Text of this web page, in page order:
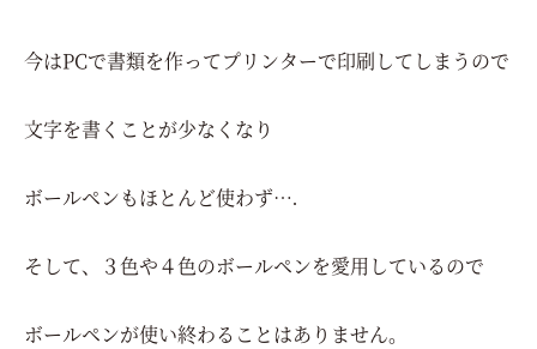
今はPCで書類を作ってプリンターで印刷してしまうので
文字を書くことが少なくなり
ボールペンもほとんど使わず….
そして、３色や４色のボールペンを愛用しているので
ボールペンが使い終わることはありません。